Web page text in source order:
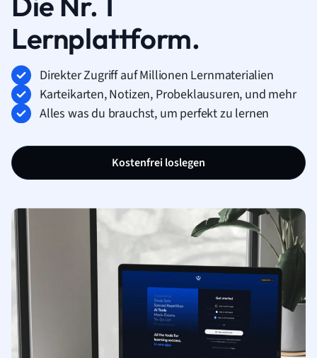
Lernplattform.
Direkter Zugriff auf Millionen Lernmaterialien
Karteikarten, Notizen, Probeklausuren, und mehr
Alles was du brauchst, um perfekt zu lernen
Kostenfrei loslegen